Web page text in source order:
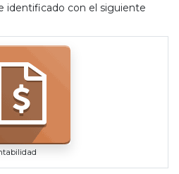
identificado con el siguiente